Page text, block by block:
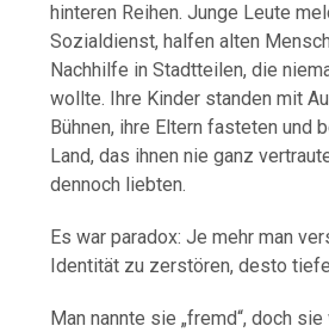
hinteren Reihen. Junge Leute
Sozialdienst, halfen alten
Nachhilfe in Stadtteilen, die
wollte. Ihre Kinder standen mit
Bühnen, ihre Eltern fasteten und
Land, das ihnen nie ganz
dennoch liebten.
Es war paradox: Je mehr man
Identität zu zerstören, desto
Man nannte sie „fremd“, doch